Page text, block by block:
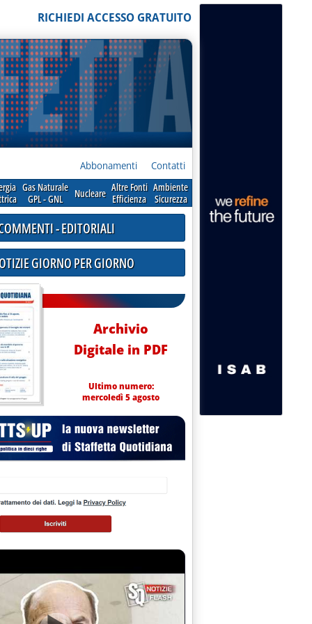
RICHIEDI ACCESSO GRATUITO
Abbonamenti Contatti
Gas Naturale
GPL - GNL
Nucleare Altre Fonti
Efficienza
Ambiente
Sicurezza
dell'Agenzia del Territorio nell'Agenzia delle Entrate
alle 10.19.
stop della commissione Finanze: . sospendere
- EDITORIALI
GIORNO PER GIORNO
Archivio
Digitale in PDF
Ultimo numero:
mercoledì 5 agosto